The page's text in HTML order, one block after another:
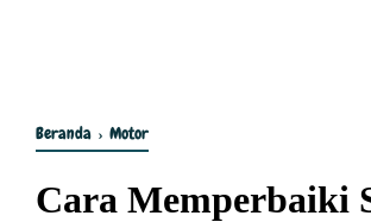
Beranda › Motor
Cara Memperbaiki